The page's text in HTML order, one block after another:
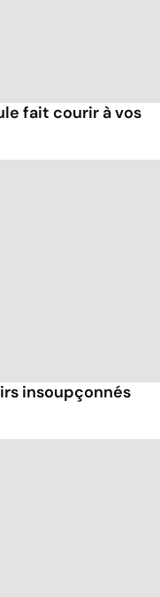
fait courir à vos
insoupçonnés